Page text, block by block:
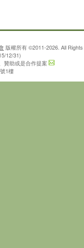
版權所有 ©2011-2026. All
12/31)
贊助或是合作提案
1樓